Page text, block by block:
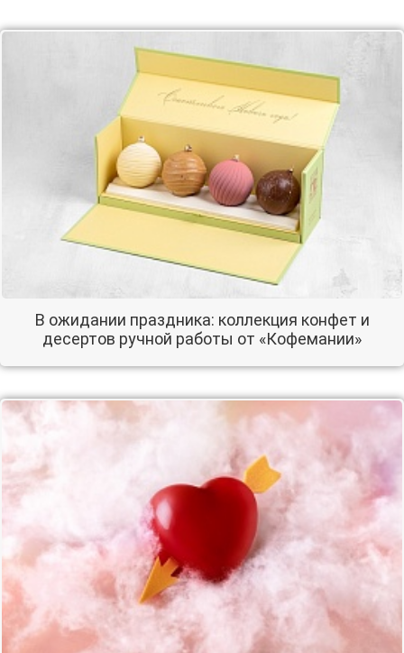
В ожидании праздника: коллекция конфет и
десертов ручной работы от «Кофемании»